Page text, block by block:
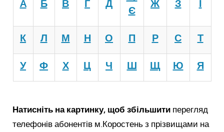
A Б В Г Д
Є
Ж З І
К Л М Н О П Р С Т
У Ф Х Ц Ч Ш Щ Ю Я
Натисніть на картинку, щоб збільшити перегляд
телефонів абонентів м.Коростень з прізвищами на